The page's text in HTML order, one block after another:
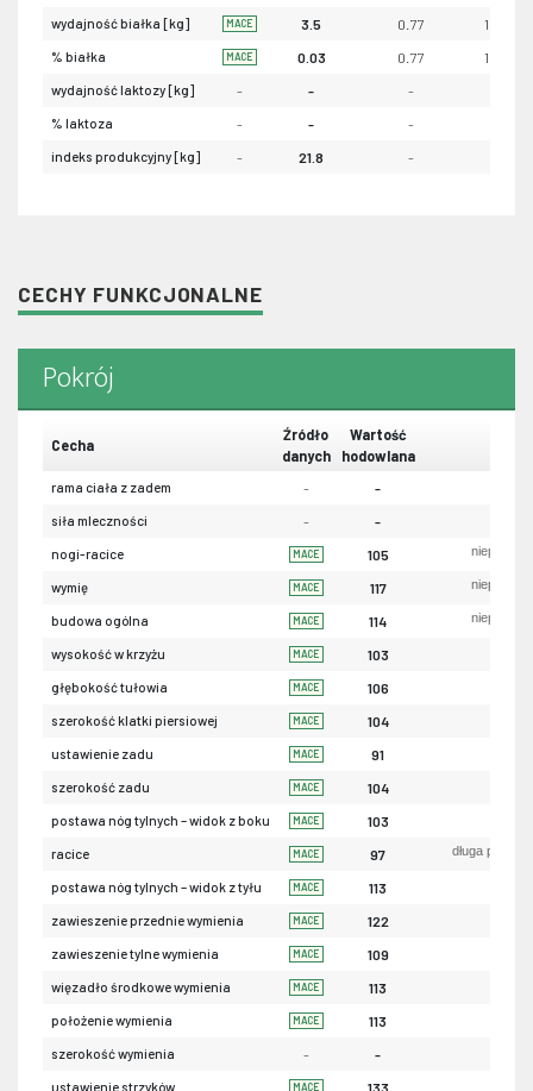
wydajność białka [kg] MACE 3.5 0.77 1041
% białka MACE 0.03 0.77 1041
wydajność laktozy [kg] - - -
% laktoza - - -
indeks produkcyjny [kg] - 21.8 -
CECHY FUNKCJONALNE
Pokrój
Cecha
Źródło
danych
Wartość
hodowlana
rama ciała z zadem - -
siła mleczności - -
nogi-racice MACE 105
wymię MACE 117
budowa ogólna MACE 114
wysokość w krzyżu MACE 103
głębokość tułowia MACE 106
szerokość klatki piersiowej MACE 104
ustawienie zadu MACE 91
szerokość zadu MACE 104
postawa nóg tylnych – widok z boku MACE 103
racice MACE 97 długa
postawa nóg tylnych – widok z tyłu MACE 113
zawieszenie przednie wymienia MACE 122
zawieszenie tylne wymienia MACE 109
więzadło środkowe wymienia MACE 113
położenie wymienia MACE 113
szerokość wymienia - -
ustawienie strzyków MACE 133